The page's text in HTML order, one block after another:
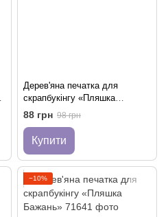
Дерев'яна печатка для
скрапбукінгу «Пляшка
Бажань» (у коробочці)
88 грн 98 грн
Купити
−10%